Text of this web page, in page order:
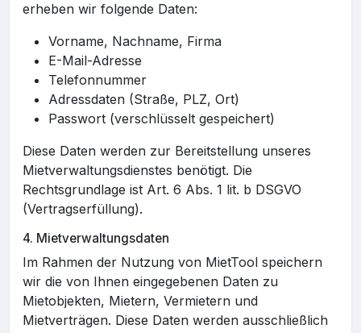
erheben wir folgende Daten:
Vorname, Nachname, Firma
E-Mail-Adresse
Telefonnummer
Adressdaten (Straße, PLZ, Ort)
Passwort (verschlüsselt gespeichert)
Diese Daten werden zur Bereitstellung unseres
Mietverwaltungsdienstes benötigt. Die
Rechtsgrundlage ist Art. 6 Abs. 1 lit. b DSGVO
(Vertragserfüllung).
4. Mietverwaltungsdaten
Im Rahmen der Nutzung von MietTool speichern
wir die von Ihnen eingegebenen Daten zu
Mietobjekten, Mietern, Vermietern und
Mietverträgen. Diese Daten werden ausschließlich